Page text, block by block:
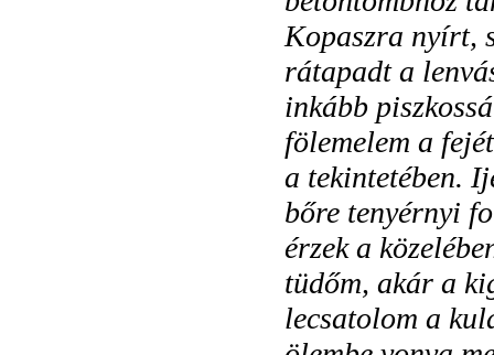
Kopaszra nyírt,
rátapadt a
inkább
fölemelem a
a tekintetében.
bőre tenyérnyi
érzek a
tüdőm, akár a
lecsatolom a